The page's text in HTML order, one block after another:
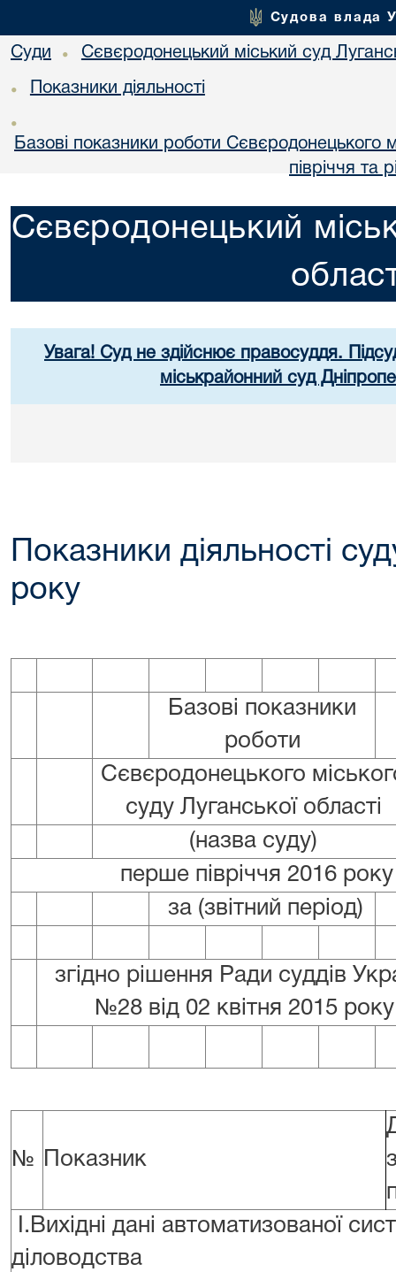
Судова влада
Суди • Сєвєродонецький міський суд
• Показники діяльності
•
Базові показники роботи Сєвєродонецького
півріччя та
Сєвєродонецький
Увага! Суд не здійснює правосуддя.
міськрайонний суд
Показники діяльності
року
Базові показники
роботи
Сєвєродонецького
суду Луганської області
(назва суду)
перше півріччя 2016 року
за (звітний період)
згідно рішення Ради суддів
№28 від 02 квітня 2015 року
№ Показник
I.Вихідні дані автоматизованої
діловодства